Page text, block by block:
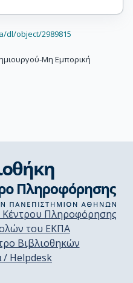
dl/object/2989815
Μη Εμπορική
Κέντρου Πληροφόρησης
του ΕΚΠΑ
Βιβλιοθηκών
/ Helpdesk